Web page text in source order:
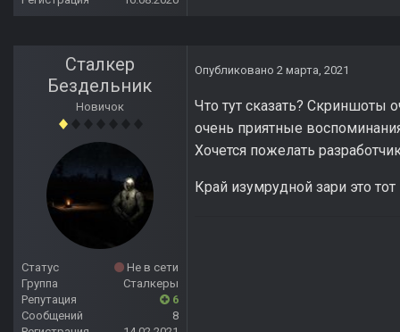
Сталкер
Бездельник
Новичок
Статус
Не в сети
Группа
Сталкеры
Репутация
6
Сообщений
8
Опубликовано 2 марта, 2021
Что тут сказать? Скриншоты
очень приятные
Хочется пожелать
Край изумрудной зари это